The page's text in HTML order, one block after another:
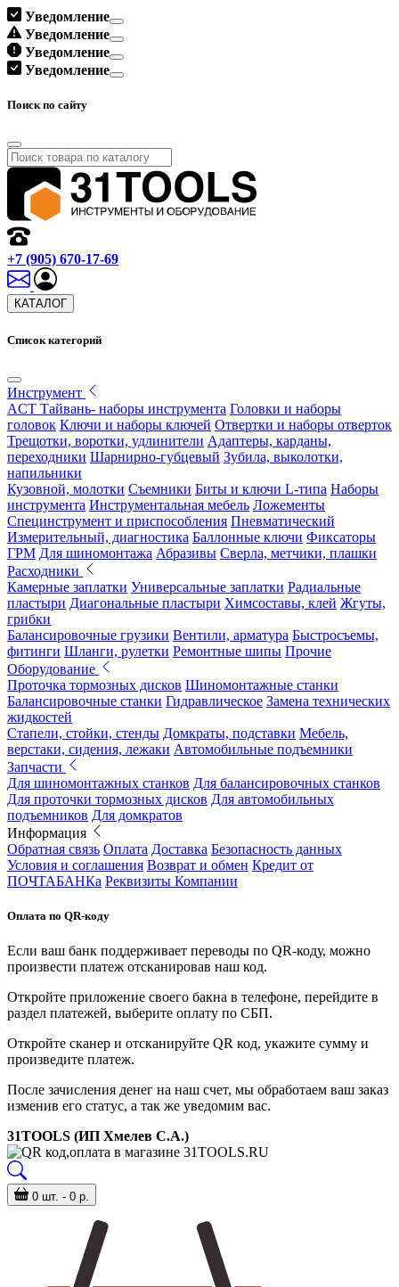
Уведомление
Уведомление
Уведомление
Уведомление
Поиск по сайту
+7 (905) 670-17-69
КАТАЛОГ
Список категорий
Инструмент
ACT Тайвань- наборы инструмента Головки и наборы
головок Ключи и наборы ключей Отвертки и наборы отверток
Трещотки, воротки, удлинители Адаптеры, карданы,
переходники Шарнирно-губцевый Зубила, выколотки,
напильники
Кузовной, молотки Съемники Биты и ключи L-типа Наборы
инструмента Инструментальная мебель Ложементы
Специнструмент и приспособления Пневматический
Измерительный, диагностика Баллонные ключи Фиксаторы
ГРМ Для шиномонтажа Абразивы Сверла, метчики, плашки
Расходники
Камерные заплатки Универсальные заплатки Радиальные
пластыри Диагональные пластыри Химсоставы, клей Жгуты,
грибки
Балансировочные грузики Вентили, арматура Быстросъемы,
фитинги Шланги, рулетки Ремонтные шипы Прочие
Оборудование
Проточка тормозных дисков Шиномонтажные станки
Балансировочные станки Гидравлическое Замена технических
жидкостей
Стапели, стойки, стенды Домкраты, подставки Мебель,
верстаки, сидения, лежаки Автомобильные подъемники
Запчасти
Для шиномонтажных станков Для балансировочных станков
Для проточки тормозных дисков Для автомобильных
подъемников Для домкратов
Информация
Обратная связь Оплата Доставка Безопасность данных
Условия и соглашения Возврат и обмен Кредит от
ПОЧТАБАНКа Реквизиты Компании
Оплата по QR-коду
Если ваш банк поддерживает переводы по QR-коду, можно
произвести платеж отсканировав наш код.
Откройте приложение своего бакна в телефоне, перейдите в
раздел платежей, выберите оплату по СБП.
Откройте сканер и отсканируйте QR код, укажите сумму и
произведите платеж.
После зачисления денег на наш счет, мы обработаем ваш заказ
изменив его статус, а так же уведомим вас.
31TOOLS (ИП Хмелев С.А.)
0 шт. - 0 р.